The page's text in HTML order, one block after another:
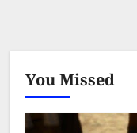
ปริ
You Missed